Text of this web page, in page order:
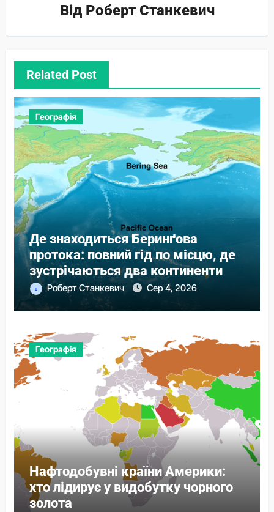
Від Роберт Станкевич
Related Post
Географія
Де знаходиться Беринґова
протока: повний гід по місцю, де
зустрічаються два континенти
Роберт Станкевич Сер 4, 2026
Географія
Нафтодобувні країни Америки:
хто лідирує у видобутку чорного
золота